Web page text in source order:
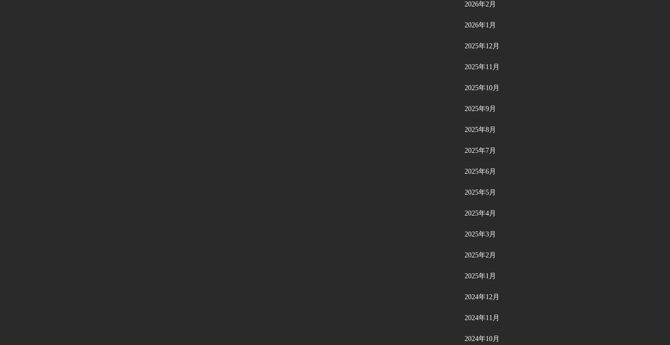
2026年2月
2026年1月
2025年12月
2025年11月
2025年10月
2025年9月
2025年8月
2025年7月
2025年6月
2025年5月
2025年4月
2025年3月
2025年2月
2025年1月
2024年12月
2024年11月
2024年10月